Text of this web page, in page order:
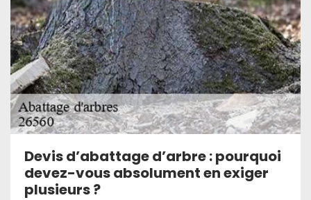
Devis d’abattage d’arbre : pourquoi
devez-vous absolument en exiger
plusieurs ?